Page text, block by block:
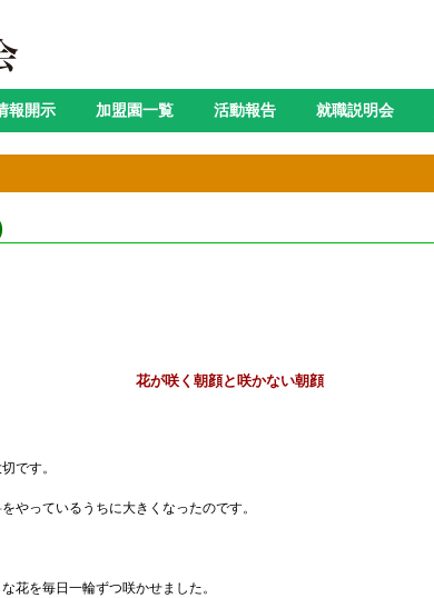
報開示 加盟園一覧 活動報告 就職説明会
花が咲く朝顔と咲かない朝顔
です。
やっているうちに大きくなったのです。
花を毎日一輪ずつ咲かせました。